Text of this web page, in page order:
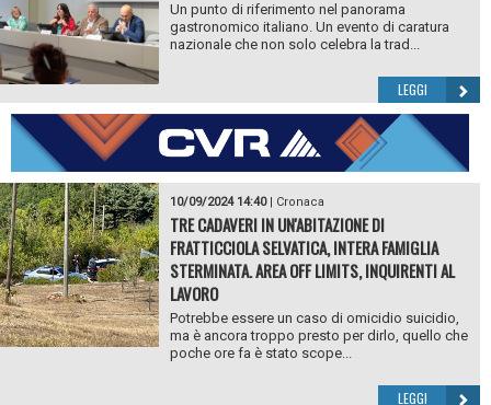
Un punto di riferimento nel panorama
gastronomico italiano. Un evento di caratura
nazionale che non solo celebra la trad...
LEGGI
10/09/2024 14:40| Cronaca
TRE CADAVERI IN UN'ABITAZIONE DI
FRATTICCIOLA SELVATICA, INTERA FAMIGLIA
STERMINATA. AREA OFF LIMITS, INQUIRENTI AL
LAVORO
Potrebbe essere un caso di omicidio suicidio,
ma è ancora troppo presto per dirlo, quello che
poche ore fa è stato scope...
LEGGI